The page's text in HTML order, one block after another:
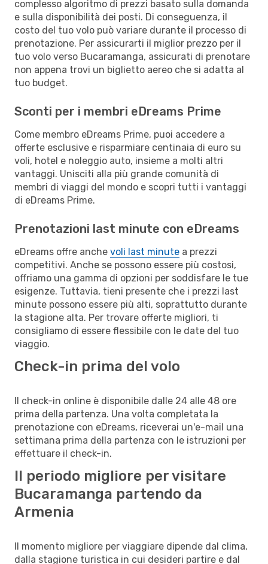
complesso algoritmo di prezzi basato sulla domanda
e sulla disponibilità dei posti. Di conseguenza, il
costo del tuo volo può variare durante il processo di
prenotazione. Per assicurarti il miglior prezzo per il
tuo volo verso Bucaramanga, assicurati di prenotare
non appena trovi un biglietto aereo che si adatta al
tuo budget.
Sconti per i membri eDreams Prime
Come membro eDreams Prime, puoi accedere a
offerte esclusive e risparmiare centinaia di euro su
voli, hotel e noleggio auto, insieme a molti altri
vantaggi. Unisciti alla più grande comunità di
membri di viaggi del mondo e scopri tutti i vantaggi
di eDreams Prime.
Prenotazioni last minute con eDreams
eDreams offre anche voli last minute a prezzi
competitivi. Anche se possono essere più costosi,
offriamo una gamma di opzioni per soddisfare le tue
esigenze. Tuttavia, tieni presente che i prezzi last
minute possono essere più alti, soprattutto durante
la stagione alta. Per trovare offerte migliori, ti
consigliamo di essere flessibile con le date del tuo
viaggio.
Check-in prima del volo
Il check-in online è disponibile dalle 24 alle 48 ore
prima della partenza. Una volta completata la
prenotazione con eDreams, riceverai un'e-mail una
settimana prima della partenza con le istruzioni per
effettuare il check-in.
Il periodo migliore per visitare
Bucaramanga partendo da
Armenia
Il momento migliore per viaggiare dipende dal clima,
dalla stagione turistica in cui desideri partire e dal